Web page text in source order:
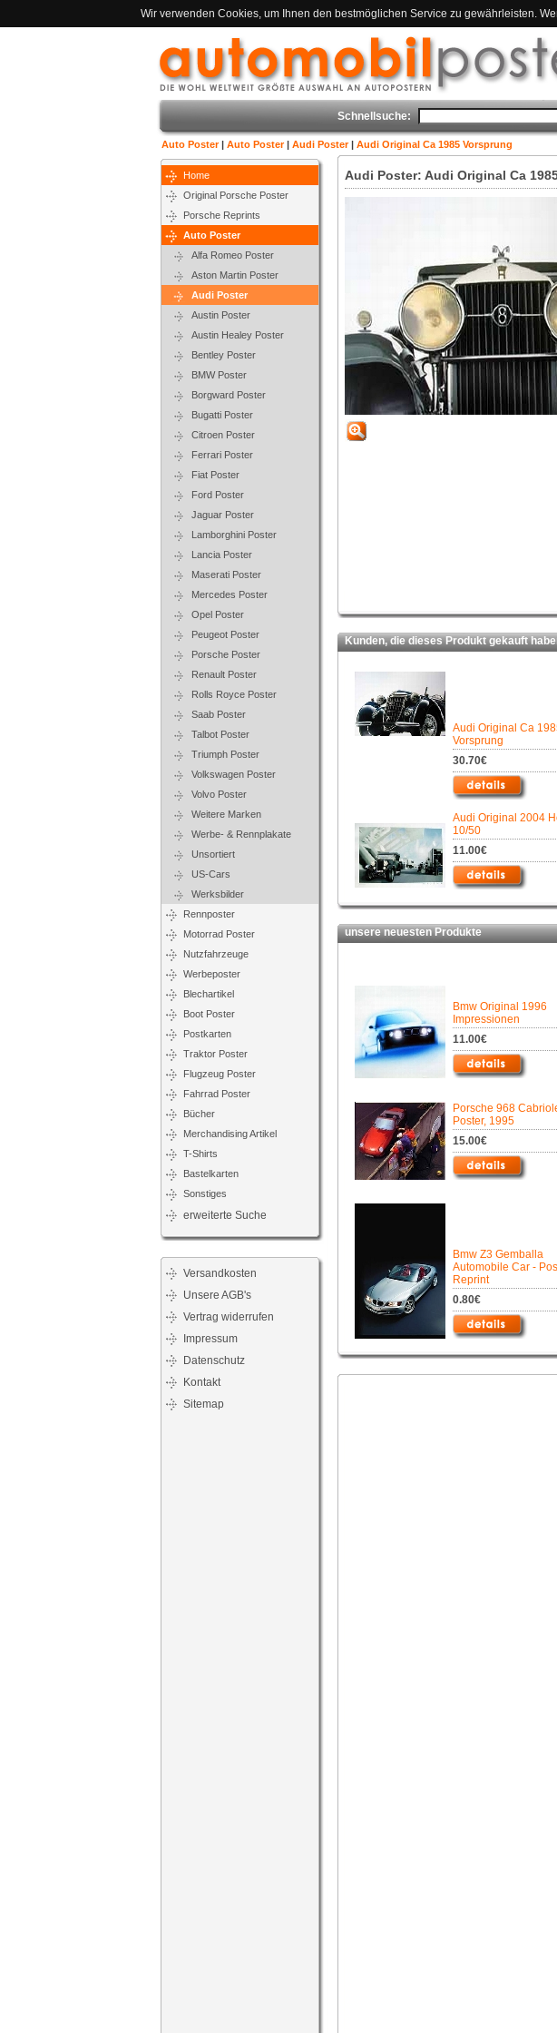
Wir verwenden Cookies, um Ihnen den bestmöglichen Service zu gewährleisten.
Schnellsuche:
Auto Poster| Auto Poster| Audi Poster| Audi Original Ca 1985 Vorsprung
Home
Original Porsche Poster
Porsche Reprints
Auto Poster
Alfa Romeo Poster
Aston Martin Poster
Audi Poster
Austin Poster
Austin Healey Poster
Bentley Poster
BMW Poster
Borgward Poster
Bugatti Poster
Citroen Poster
Ferrari Poster
Fiat Poster
Ford Poster
Jaguar Poster
Lamborghini Poster
Lancia Poster
Maserati Poster
Mercedes Poster
Opel Poster
Peugeot Poster
Porsche Poster
Renault Poster
Rolls Royce Poster
Saab Poster
Talbot Poster
Triumph Poster
Volkswagen Poster
Volvo Poster
Weitere Marken
Werbe- & Rennplakate
Unsortiert
US-Cars
Werksbilder
Rennposter
Motorrad Poster
Nutzfahrzeuge
Werbeposter
Blechartikel
Boot Poster
Postkarten
Traktor Poster
Flugzeug Poster
Fahrrad Poster
Bücher
Merchandising Artikel
T-Shirts
Bastelkarten
Sonstiges
erweiterte Suche
Versandkosten
Unsere AGB's
Vertrag widerrufen
Impressum
Datenschutz
Kontakt
Sitemap
Audi Poster: Audi Original Ca
Kunden, die dieses Produkt gekauft
Audi Original Ca
Vorsprung
30.70€
Audi Original 2004
10/50
11.00€
unsere neuesten Produkte
Bmw Original 1996
Impressionen
11.00€
Porsche 968
Poster, 1995
15.00€
Bmw Z3 Gemballa
Automobile Car -
Reprint
0.80€